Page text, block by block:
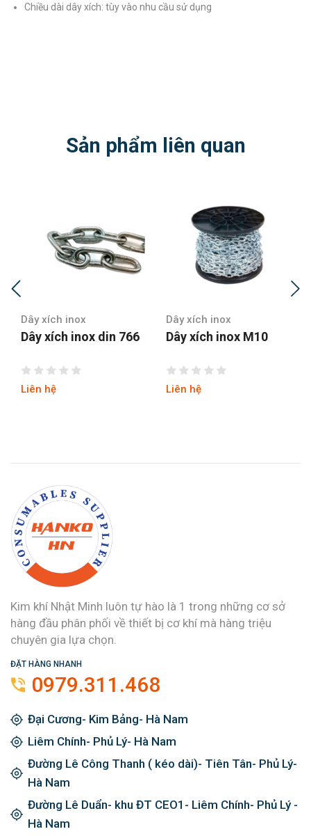
Chiều dài dây xích: tùy vào nhu cầu sử dụng
Sản phẩm liên quan
Dây xích inox
Dây xích inox din 766
Liên hệ
Dây xích inox
Dây xích inox M10
Liên hệ
Kim khí Nhật Minh luôn tự hào là 1 trong những cơ sở
hàng đầu phân phối về thiết bị cơ khí mà hàng triệu
chuyên gia lựa chọn.
ĐẶT HÀNG NHANH
0979.311.468
Đại Cương- Kim Bảng- Hà Nam
Liêm Chính- Phủ Lý- Hà Nam
Đường Lê Công Thanh ( kéo dài)- Tiên Tân- Phủ Lý-
Hà Nam
Đường Lê Duẩn- khu ĐT CEO1- Liêm Chính- Phủ Lý -
Hà Nam